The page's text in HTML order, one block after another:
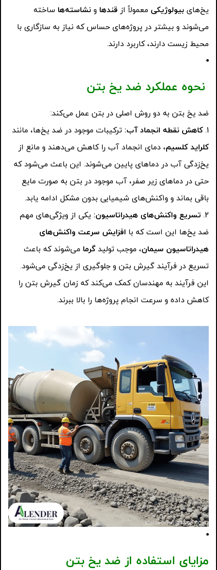
یخ‌های بیولوژیکی معمولاً از قندها و نشاسته‌ها ساخته
می‌شوند و بیشتر در پروژه‌های حساس که نیاز به سازگاری با
محیط زیست دارند، کاربرد دارند.
نحوه عملکرد ضد یخ بتن
ضد یخ بتن به دو روش اصلی در بتن عمل می‌کند:
کاهش نقطه انجماد آب: ترکیبات موجود در ضد یخ‌ها، مانند
کلراید کلسیم، دمای انجماد آب را کاهش می‌دهند و مانع از
یخ‌زدگی آب در دماهای پایین می‌شوند. این باعث می‌شود که
حتی در دماهای زیر صفر، آب موجود در بتن به صورت مایع
باقی بماند و واکنش‌های شیمیایی بدون مشکل ادامه یابد.
تسریع واکنش‌های هیدراتاسیون: یکی از ویژگی‌های مهم
ضد یخ‌ها این است که با افزایش سرعت واکنش‌های
هیدراتاسیون سیمان، موجب تولید گرما می‌شوند که باعث
تسریع در فرآیند گیرش بتن و جلوگیری از یخ‌زدگی می‌شود.
این فرآیند به مهندسان کمک می‌کند که زمان گیرش بتن را
کاهش داده و سرعت انجام پروژه‌ها را بالا ببرند.
مزایای استفاده از ضد یخ بتن